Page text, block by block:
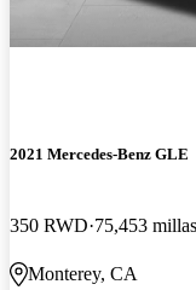
2021 Mercedes-Benz GLE
350 RWD 75,453 millas
Monterey, CA